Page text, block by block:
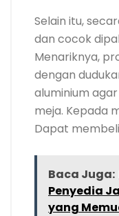
Selain itu,
dan cocok
Menariknya,
dengan
aluminium
meja. Kepada
Dapat
Baca Juga:
Penyedia
yang